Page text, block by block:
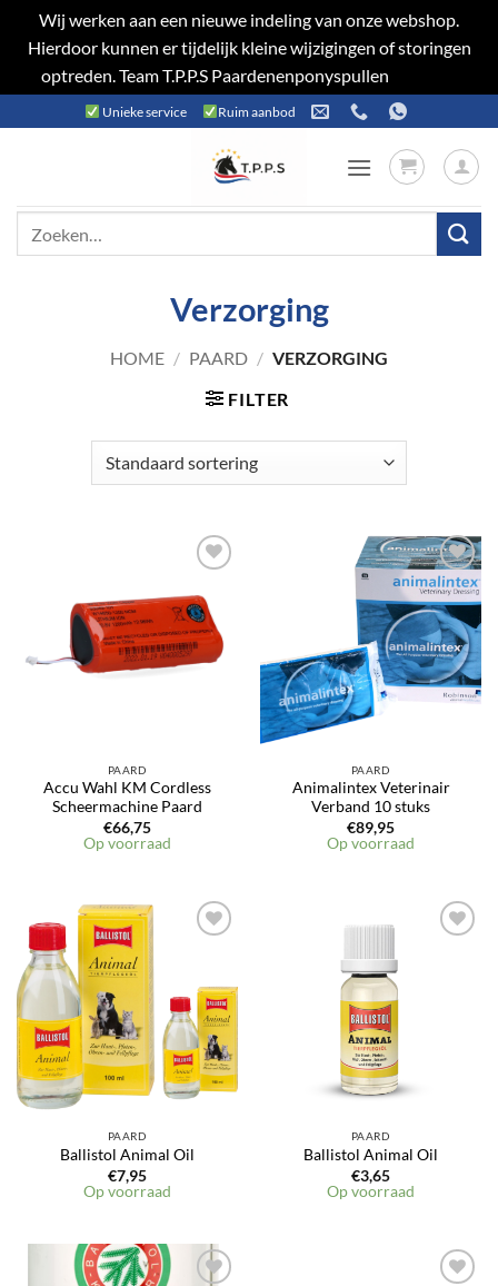
Wij werken aan een nieuwe indeling van onze webshop.
Hierdoor kunnen er tijdelijk kleine wijzigingen of storingen
optreden. Team T.P.P.S Paardenenponyspullen
naar
Unieke service Ruim aanbod
Verzorging
HOME / PAARD / VERZORGING
FILTER
aan
verlanglijst
PAARD
Accu Wahl KM Cordless
Scheermachine Paard
€66,75
Op voorraad
Toevoegen
aan
verlanglijst
PAARD
Animalintex Veterinair
Verband 10 stuks
€89,95
Op voorraad
PAARD
Ballistol Animal Oil
€7,95
Op voorraad
PAARD
Ballistol Animal Oil
€3,65
Op voorraad